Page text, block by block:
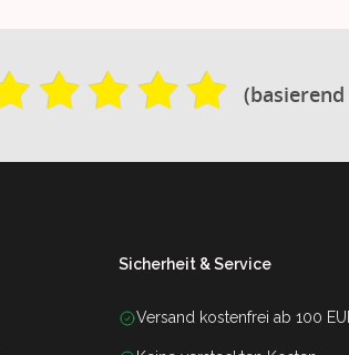
Sicherheit & Service
Versand kostenfrei ab 100